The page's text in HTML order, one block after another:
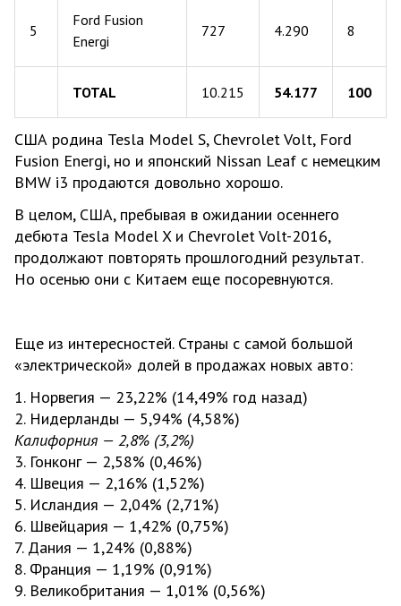
5
Ford Fusion
Energi
727 4.290 8
TOTAL 10.215 54.177 100
США родина Tesla Model S, Chevrolet Volt, Ford
Fusion Energi, но и японский Nissan Leaf с немецким
BMW i3 продаются довольно хорошо.
В целом, США, пребывая в ожидании осеннего
дебюта Tesla Model X и Chevrolet Volt-2016,
продолжают повторять прошлогодний результат.
Но осенью они с Китаем еще посоревнуются.
Еще из интересностей. Страны с самой большой
«электрической» долей в продажах новых авто:
1. Норвегия — 23,22% (14,49% год назад)
2. Нидерланды — 5,94% (4,58%)
Калифорния — 2,8% (3,2%)
3. Гонконг — 2,58% (0,46%)
4. Швеция — 2,16% (1,52%)
5. Исландия — 2,04% (2,71%)
6. Швейцария — 1,42% (0,75%)
7. Дания — 1,24% (0,88%)
8. Франция — 1,19% (0,91%)
9. Великобритания — 1,01% (0,56%)